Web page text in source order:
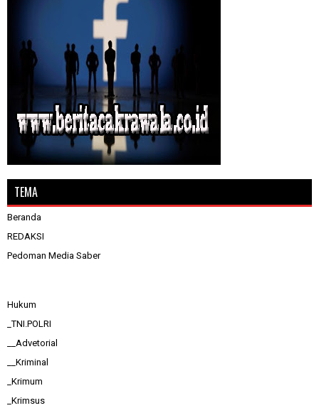
TEMA
Beranda
REDAKSI
Pedoman Media Saber
Hukum
_TNI.POLRI
__Advetorial
__Kriminal
_Krimum
_Krimsus